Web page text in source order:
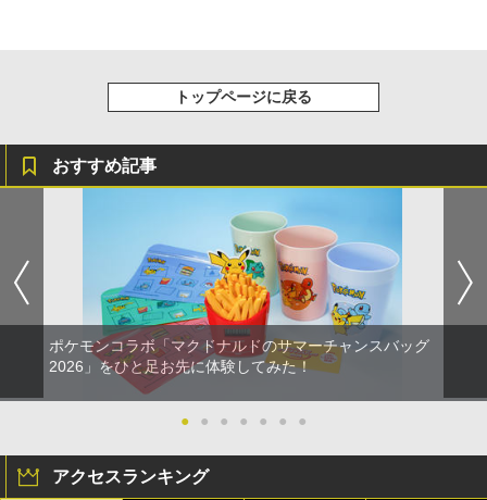
トップページに戻る
おすすめ記事
ポケモンコラボ「マクドナルドのサマーチャンスバッグ
2026」をひと足お先に体験してみた！
● ● ● ● ● ● ●
アクセスランキング